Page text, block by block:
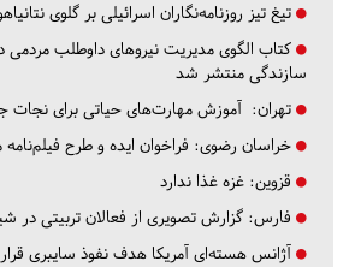
تیغ تیز روزنامه‌نگاران اسرائیلی بر گلوی
کتاب الگوی مدیریت نیروهای داوطلب مردمی
سازندگی منتشر شد
تهران: آموزش مهارت‌های حیاتی برای نجات
خراسان رضوی: فراخوان ایده و طرح
قزوین: غزه غذا ندارد
فارس: گزارش تصویری از فعالان تربیتی در
آژانس هسته‌ای آمریکا هدف نفوذ سایبری